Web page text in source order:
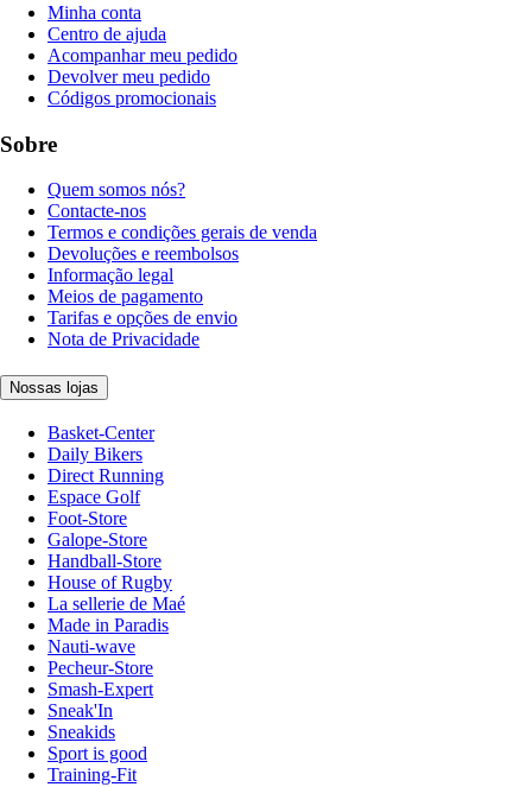
Minha conta
Centro de ajuda
Acompanhar meu pedido
Devolver meu pedido
Códigos promocionais
Sobre
Quem somos nós?
Contacte-nos
Termos e condições gerais de venda
Devoluções e reembolsos
Informação legal
Meios de pagamento
Tarifas e opções de envio
Nota de Privacidade
Nossas lojas
Basket-Center
Daily Bikers
Direct Running
Espace Golf
Foot-Store
Galope-Store
Handball-Store
House of Rugby
La sellerie de Maé
Made in Paradis
Nauti-wave
Pecheur-Store
Smash-Expert
Sneak'In
Sneakids
Sport is good
Training-Fit